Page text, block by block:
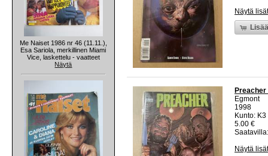
Me Naiset 1986 nr 46 (11.11.),
Esa Sariola, merkillinen Miami
Vice, laskettelu - vaatteet
Näytä
Näytä
Egmont
1998
Kunto:
5.00 €
Näytä